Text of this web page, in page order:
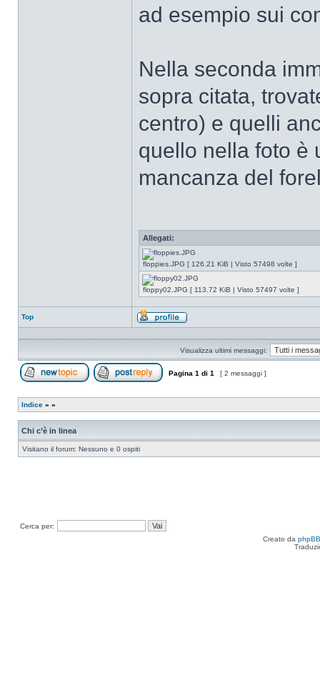
ad esempio sui
Nella seconda
sopra citata,
centro) e quelli
quello nella foto è
mancanza del
Allegati:
floppies.JPG [ 126.21 KiB | Visto 57498 volte ]
floppy02.JPG [ 113.72 KiB | Visto 57497 volte ]
Top
Profilo
Visualizza ultimi messaggi:
Pagina 1 di 1 [ 2 messaggi ]
Indice » »
Chi c’è in linea
Visitano il forum: Nessuno e 0 ospiti
Cerca per:
Creato da phpBB